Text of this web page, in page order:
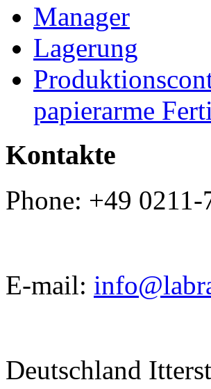
Manager
Lagerung
papierarme
Kontakte
Phone: +49
E-mail:
Deutschland